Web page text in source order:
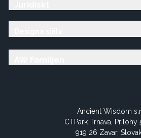
Ancient Wisdom
CTPark Trnava, Prílohy
919 26 Zavar,